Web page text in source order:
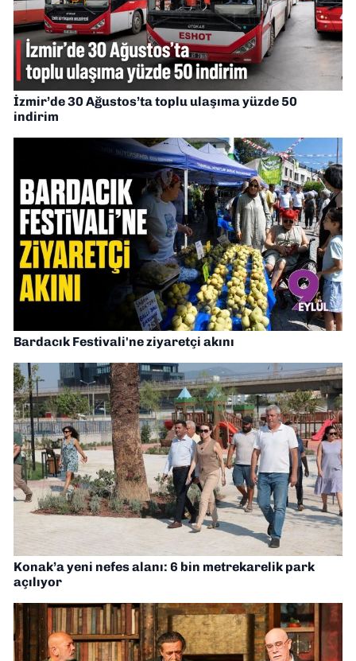
İzmir’de 30 Ağustos’ta toplu ulaşıma yüzde 50
indirim
Bardacık Festivali'ne ziyaretçi akını
Konak’a yeni nefes alanı: 6 bin metrekarelik park
açılıyor